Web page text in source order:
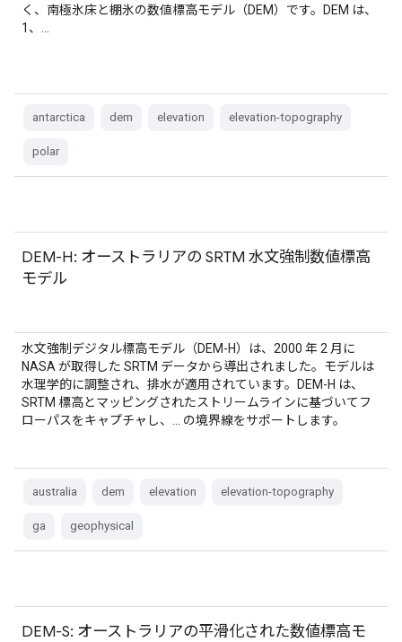
く、南極氷床と棚氷の数値標高モデル（DEM）です。DEM は、
1、…
antarctica dem elevation elevation-topography
polar
DEM-H: オーストラリアの SRTM 水文強制数値標高
モデル
水文強制デジタル標高モデル（DEM-H）は、2000 年 2 月に
NASA が取得した SRTM データから導出されました。モデルは
水理学的に調整され、排水が適用されています。DEM-H は、
SRTM 標高とマッピングされたストリームラインに基づいてフ
ローパスをキャプチャし、… の境界線をサポートします。
australia dem elevation elevation-topography
ga geophysical
DEM-S: オーストラリアの平滑化された数値標高モ